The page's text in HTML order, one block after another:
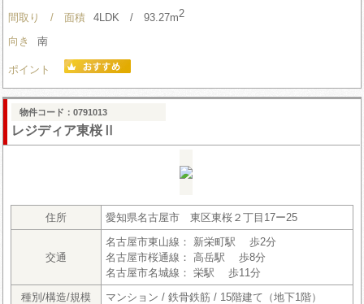
間取り / 面積 4LDK / 93.27m2
向き 南
ポイント
物件コード：0791013
レジディア東桜Ⅱ
住所 愛知県名古屋市 東区東桜２丁目17ー25
交通
名古屋市東山線： 新栄町駅 歩2分
名古屋市桜通線： 高岳駅 歩8分
名古屋市名城線： 栄駅 歩11分
種別/構造/規模
マンション / 鉄骨鉄筋 / 15階建て（地下1階）